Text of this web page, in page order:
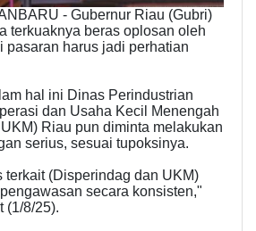
- Gubernur Riau (Gubri)
terkuaknya beras oplosan oleh
pasaran harus jadi perhatian
hal ini Dinas Perindustrian
dan Usaha Kecil Menengah
Riau pun diminta melakukan
serius, sesuai tupoksinya.
terkait (Disperindag dan UKM)
secara konsisten,"
(1/8/25).